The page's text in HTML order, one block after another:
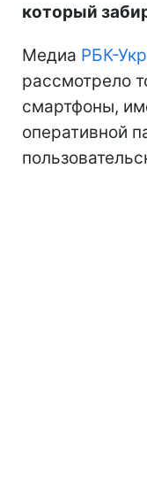
который
Медиа РБК-
рассмотрело
смартфоны,
оперативной